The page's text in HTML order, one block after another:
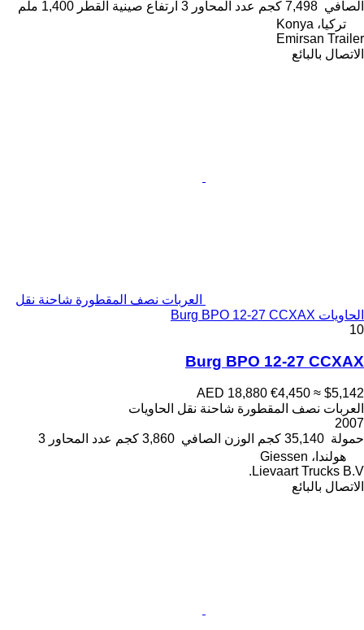
الصافي 7,498 كجم عدد المحاور 3 ارتفاع صينية القطر 1,400 ملم
تركيا، Konya
Emirsan Trailer
الاتصال بالبائع
العربات نصف المقطورة شاحنة نقل
الحاويات Burg BPO 12-27 CCXAX
10
Burg BPO 12-27 CCXAX
AED 18,880 €4,450 ≈ $5,142
العربات نصف المقطورة شاحنة نقل الحاويات
2007
حمولة 35,140 كجم الوزن الصافي 3,860 كجم عدد المحاور 3
هولندا، Giessen
Lievaart Trucks B.V.
الاتصال بالبائع